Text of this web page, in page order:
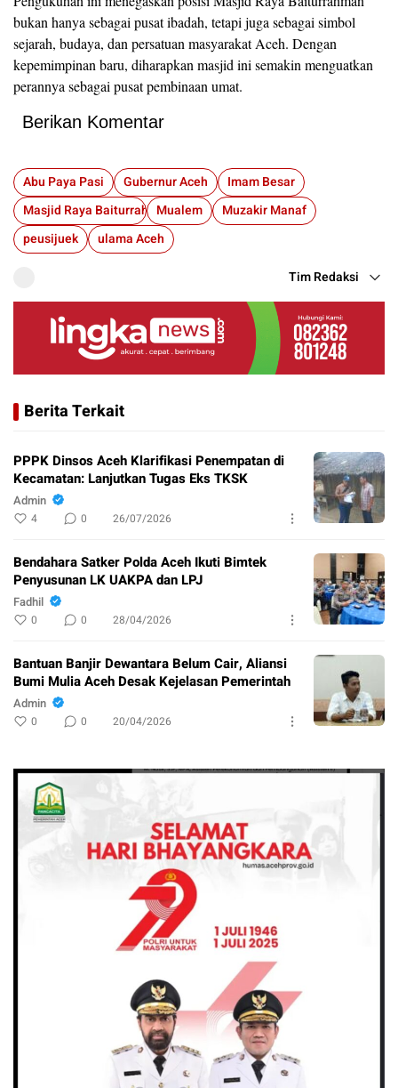
bukan hanya sebagai pusat ibadah, tetapi juga sebagai simbol
sejarah, budaya, dan persatuan masyarakat Aceh. Dengan
kepemimpinan baru, diharapkan masjid ini semakin menguatkan
perannya sebagai pusat pembinaan umat.
Berikan Komentar
Abu Paya Pasi Gubernur Aceh
Imam Besar
Masjid Raya BaiturrahmanMualem
Muzakir Manaf
peusijuek
ulama Aceh
Tim Redaksi
Berita Terkait
PPPK Dinsos Aceh Klarifikasi Penempatan di
Kecamatan: Lanjutkan Tugas Eks TKSK
Admin
4 0 26/07/2026
Bendahara Satker Polda Aceh Ikuti Bimtek
Penyusunan LK UAKPA dan LPJ
Fadhil
0 0 28/04/2026
Bantuan Banjir Dewantara Belum Cair, Aliansi
Bumi Mulia Aceh Desak Kejelasan Pemerintah
Admin
0 0 20/04/2026